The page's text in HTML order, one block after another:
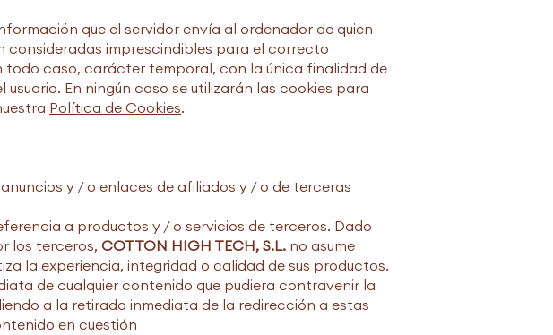
que el servidor envía al ordenador de quien
imprescindibles para el correcto
todo caso, carácter temporal, con la única finalidad de
En ningún caso se utilizarán las cookies para
Política de Cookies.
y / o enlaces de afiliados y / o de terceras
a productos y / o servicios de terceros. Dado
los terceros, COTTON HIGH TECH, S.L. no asume
la experiencia, integridad o calidad de sus productos.
de cualquier contenido que pudiera contravenir la
a la retirada inmediata de la redirección a estas
en cuestión